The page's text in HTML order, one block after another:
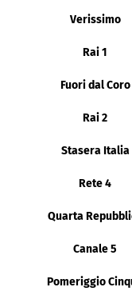
Verissimo
Rai 1
Fuori dal Coro
Rai 2
Stasera Italia
Rete 4
Quarta
Canale 5
Pomeriggio